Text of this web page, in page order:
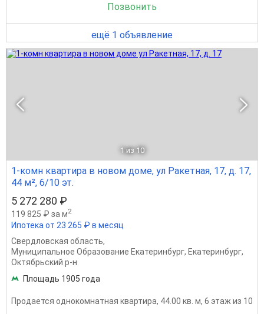
Позвонить
ещё 1 объявление
1 из 10
1-комн квартира в новом доме, ул Ракетная, 17, д. 17,
44 м², 6/10 эт.
5 272 280 ₽
119 825 ₽ за м2
Ипотека от 23 265 ₽ в месяц
Свердловская область,
Муниципальное Образование Екатеринбург, Екатеринбург,
Октябрьский р-н
Площадь 1905 года
Продается однокомнатная квартира, 44.00 кв. м, 6 этаж из 10